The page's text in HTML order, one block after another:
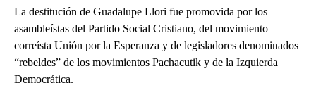
La destitución de Guadalupe Llori fue promovida por los
asambleístas del Partido Social Cristiano, del movimiento
correísta Unión por la Esperanza y de legisladores denominados
“rebeldes” de los movimientos Pachacutik y de la Izquierda
Democrática.